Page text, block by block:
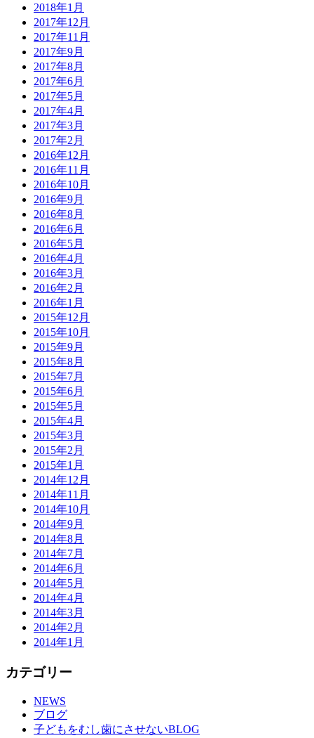
2018年1月
2017年12月
2017年11月
2017年9月
2017年8月
2017年6月
2017年5月
2017年4月
2017年3月
2017年2月
2016年12月
2016年11月
2016年10月
2016年9月
2016年8月
2016年6月
2016年5月
2016年4月
2016年3月
2016年2月
2016年1月
2015年12月
2015年10月
2015年9月
2015年8月
2015年7月
2015年6月
2015年5月
2015年4月
2015年3月
2015年2月
2015年1月
2014年12月
2014年11月
2014年10月
2014年9月
2014年8月
2014年7月
2014年6月
2014年5月
2014年4月
2014年3月
2014年2月
2014年1月
カテゴリー
NEWS
ブログ
子どもをむし歯にさせないBLOG